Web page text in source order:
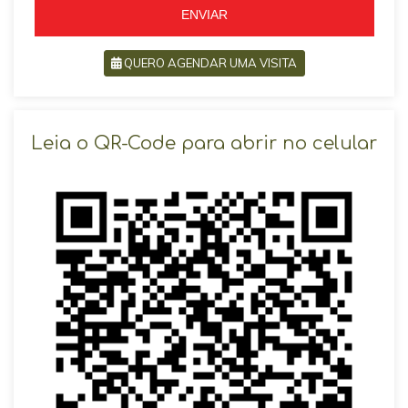
ENVIAR
QUERO AGENDAR UMA VISITA
Leia o QR-Code para abrir no celular